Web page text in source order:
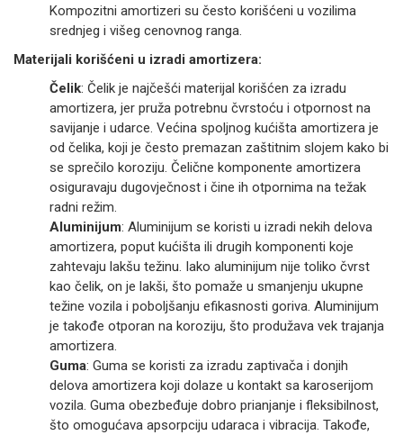
Kompozitni amortizeri su često korišćeni u vozilima
srednjeg i višeg cenovnog ranga.
Materijali korišćeni u izradi amortizera:
Čelik: Čelik je najčešći materijal korišćen za izradu
amortizera, jer pruža potrebnu čvrstoću i otpornost na
savijanje i udarce. Većina spoljnog kućišta amortizera je
od čelika, koji je često premazan zaštitnim slojem kako bi
se sprečilo koroziju. Čelične komponente amortizera
osiguravaju dugovječnost i čine ih otpornima na težak
radni režim.
Aluminijum: Aluminijum se koristi u izradi nekih delova
amortizera, poput kućišta ili drugih komponenti koje
zahtevaju lakšu težinu. Iako aluminijum nije toliko čvrst
kao čelik, on je lakši, što pomaže u smanjenju ukupne
težine vozila i poboljšanju efikasnosti goriva. Aluminijum
je takođe otporan na koroziju, što produžava vek trajanja
amortizera.
Guma: Guma se koristi za izradu zaptivača i donjih
delova amortizera koji dolaze u kontakt sa karoserijom
vozila. Guma obezbeđuje dobro prianjanje i fleksibilnost,
što omogućava apsorpciju udaraca i vibracija. Takođe,